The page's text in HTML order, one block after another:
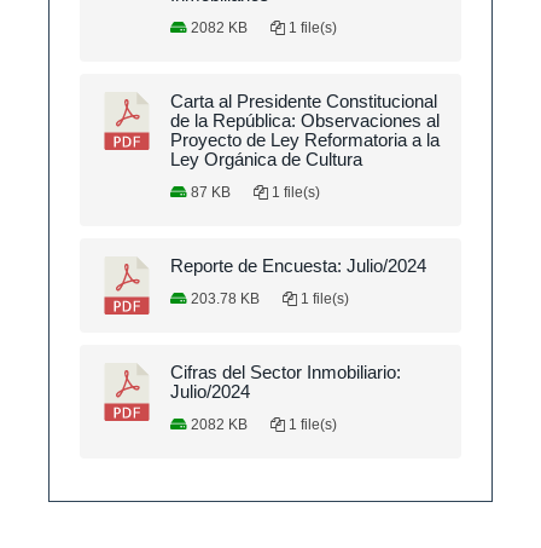
2082 KB 1 file(s)
Carta al Presidente Constitucional
de la República: Observaciones al
Proyecto de Ley Reformatoria a la
Ley Orgánica de Cultura
87 KB 1 file(s)
Reporte de Encuesta: Julio/2024
203.78 KB 1 file(s)
Cifras del Sector Inmobiliario:
Julio/2024
2082 KB 1 file(s)